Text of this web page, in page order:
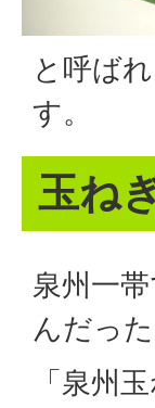
と呼ば
す。
玉ね
泉州一
んだった
「泉州